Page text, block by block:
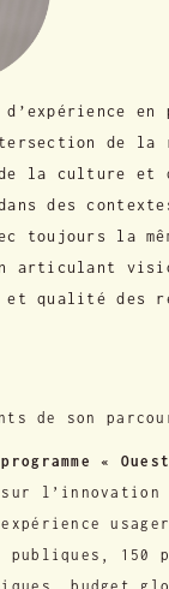
de la
la culture et
des
toujours la
articulant
et qualité des
de son
«
sur l’innovation
150